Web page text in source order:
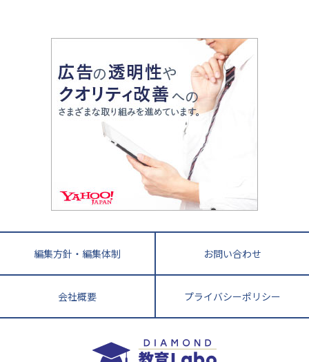
大阪府
兵庫県 京都府 奈良県
和歌山県
鳥取県
島根県 岡山県 広島県
香川県
高知県
長崎県 熊本県
鹿児島県 沖縄県
教育全般
大学受験塾の選び方
中学受験に熱心な市区町村ランキング
小学校受験
家庭教師
運動と遊びを考える
情報Ⅰ、数学が苦手な人注目！最短距離の学力
アップ法
悩み多き「大学受験」相談室
英語・英会話・英検対策
小学校教師が解説！中学受験のリアル
教育ジャーナリストが徹底解説！ 大学受験の羅
大学入試改革
ママテクエグザム
進化する中高一貫校・高校
編集方針・編集体制 お問い合わせ
会社概要 プライバシーポリシー